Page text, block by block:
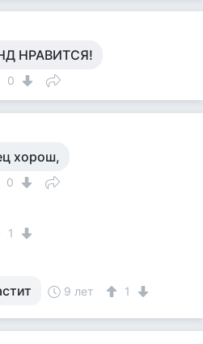
НРАВИТСЯ!
0
хорош,
0
1
9 лет 1